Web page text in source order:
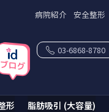
病院紹介 安全整形
形 脂肪吸引 (大容量)
03-6868-8780